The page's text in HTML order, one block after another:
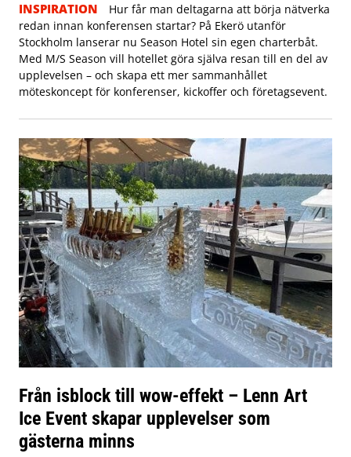
INSPIRATION
Hur får man deltagarna att börja nätverka
redan innan konferensen startar? På Ekerö utanför
Stockholm lanserar nu Season Hotel sin egen charterbåt.
Med M/S Season vill hotellet göra själva resan till en del av
upplevelsen – och skapa ett mer sammanhållet
möteskoncept för konferenser, kickoffer och företagsevent.
Från isblock till wow-effekt – Lenn Art
Ice Event skapar upplevelser som
gästerna minns